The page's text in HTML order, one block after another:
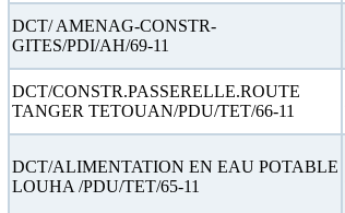
DCT/ AMENAG-CONSTR-
GITES/PDI/AH/69-11
DCT/CONSTR.PASSERELLE.ROUTE
TANGER TETOUAN/PDU/TET/66-11
DCT/ALIMENTATION EN EAU POTABLE
LOUHA /PDU/TET/65-11